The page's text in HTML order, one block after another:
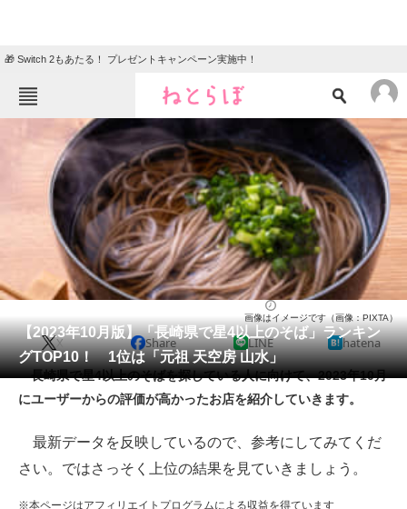
🎁 Switch 2もあたる！ プレゼントキャンペーン実施中！
ねとらぼメニュー
ニュース
エンタメ クイズ
地域
教育・育児
動物 リサーチ
会員記事
メディア
注目記事を集めた総合ページ
ITの今と未来を見通す
【2023年10月版】「長崎県で星4以上のそば」ランキン
グTOP10！ 1位は「元祖 天空房 山水」
画像はイメージです（画像：PIXTA）
X Share LINE hatena
長崎県で星4以上のそばを探している人に向けて、2023年10月
にユーザーからの評価が高かったお店を紹介していきます。
最新データを反映しているので、参考にしてみてくだ
さい。ではさっそく上位の結果を見ていきましょう。
※本ページはアフィリエイトプログラムによる収益を得ています